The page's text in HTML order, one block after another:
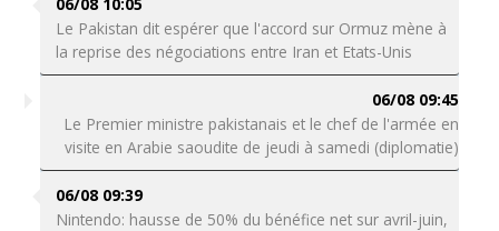
Le Pakistan dit espérer que l'accord sur Ormuz mène à
la reprise des négociations entre Iran et Etats-Unis
06/08 09:45
Le Premier ministre pakistanais et le chef de l'armée en
visite en Arabie saoudite de jeudi à samedi (diplomatie)
06/08 09:39
Nintendo: hausse de 50% du bénéfice net sur avril-juin,